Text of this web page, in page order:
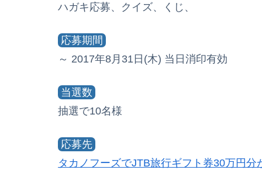
ハガキ応募、クイズ、くじ、
応募期間
～ 2017年8月31日(木) 当日消印有効
当選数
抽選で10名様
応募先
タカノフーズでJTB旅行ギフト券30万円